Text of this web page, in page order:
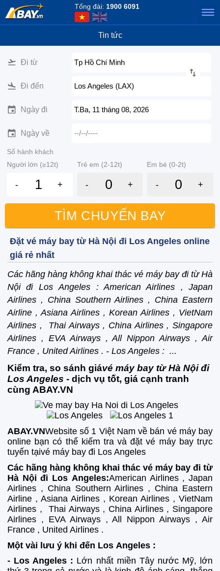
Tổng đài: 1900 6091
Tin tức
Đi từ Tp Hồ Chí Minh
Đi đến Los Angeles (LAX)
Ngày đi T.Ba, 11 tháng 08, 2026
Ngày về --/--/----
Số hành khách
Người lớn (≥12t)
Trẻ em (2-12t) Em bé (0-2t)
- + - + - +
TÌM CHUYẾN BAY
Đặt vé máy bay từ Hà Nội đi Los Angeles online
giá rẻ nhất
Các hãng hàng không khai thác vé máy bay đi từ Hà
Nội đi Los Angeles : American Airlines , Japan
Airlines , China Southern Airlines , China Eastern
Airline , Asiana Airlines , Korean Airlines , VietNam
Airlines , Thai Airways , China Airlines , Singapore
Airlines , EVA Airways , All Nippon Airways , Air
France , United Airlines . - Los Angeles : ...
Kiểm tra, so sánh giávé máy bay từ Hà Nội đi
Los Angeles - dịch vụ tốt, giá cạnh tranh
cùng ABAY.VN
ABAY.VNWebsite số 1 Việt Nam về bán vé máy bay
online bạn có thể kiếm tra và đặt vé máy bay trực
tuyến tạivé máy bay đi Los Angeles
Các hãng hàng không khai thác vé máy bay đi từ
Hà Nội đi Los Angeles:American Airlines , Japan
Airlines , China Southern Airlines , China Eastern
Airline , Asiana Airlines , Korean Airlines , VietNam
Airlines , Thai Airways , China Airlines , Singapore
Airlines , EVA Airways , All Nippon Airways , Air
France , United Airlines .
Một vài lưu ý khi đến Los Angeles :
- Los Angeles : Lớn nhất miền Tây nước Mỹ, lớn